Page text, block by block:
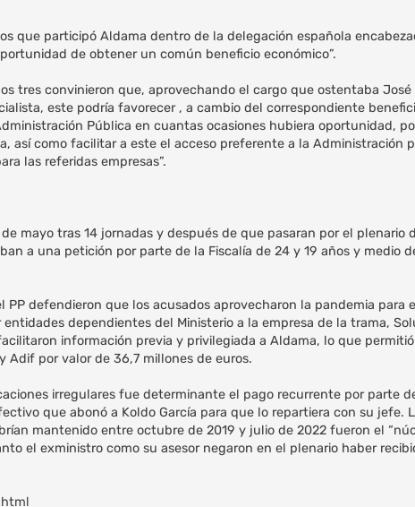
que participó Aldama dentro de la delegación española
de obtener un común beneficio económico”.
tres convinieron que, aprovechando el cargo que ostentaba José
este podría favorecer , a cambio del correspondiente
Pública en cuantas ocasiones hubiera oportunidad,
así como facilitar a este el acceso preferente a la Administración
las referidas empresas”.
mayo tras 14 jornadas y después de que pasaran por el plenario
a una petición por parte de la Fiscalía de 24 y 19 años y medio
PP defendieron que los acusados aprovecharon la pandemia para
dependientes del Ministerio a la empresa de la trama,
información previa y privilegiada a Aldama, lo que
Adif por valor de 36,7 millones de euros.
irregulares fue determinante el pago recurrente por parte
que abonó a Koldo García para que lo repartiera con su jefe.
mantenido entre octubre de 2019 y julio de 2022 fueron el
el exministro como su asesor negaron en el plenario haber